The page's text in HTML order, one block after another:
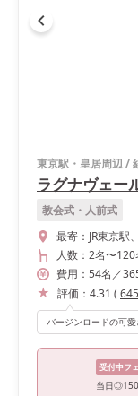
東京駅・皇居周辺/
ラグナヴェー
教会式・人前式
最寄： JR東京駅
人数： 2名〜120
費用： 54名 ／
評価： 4.31 ( 645
受付中フ